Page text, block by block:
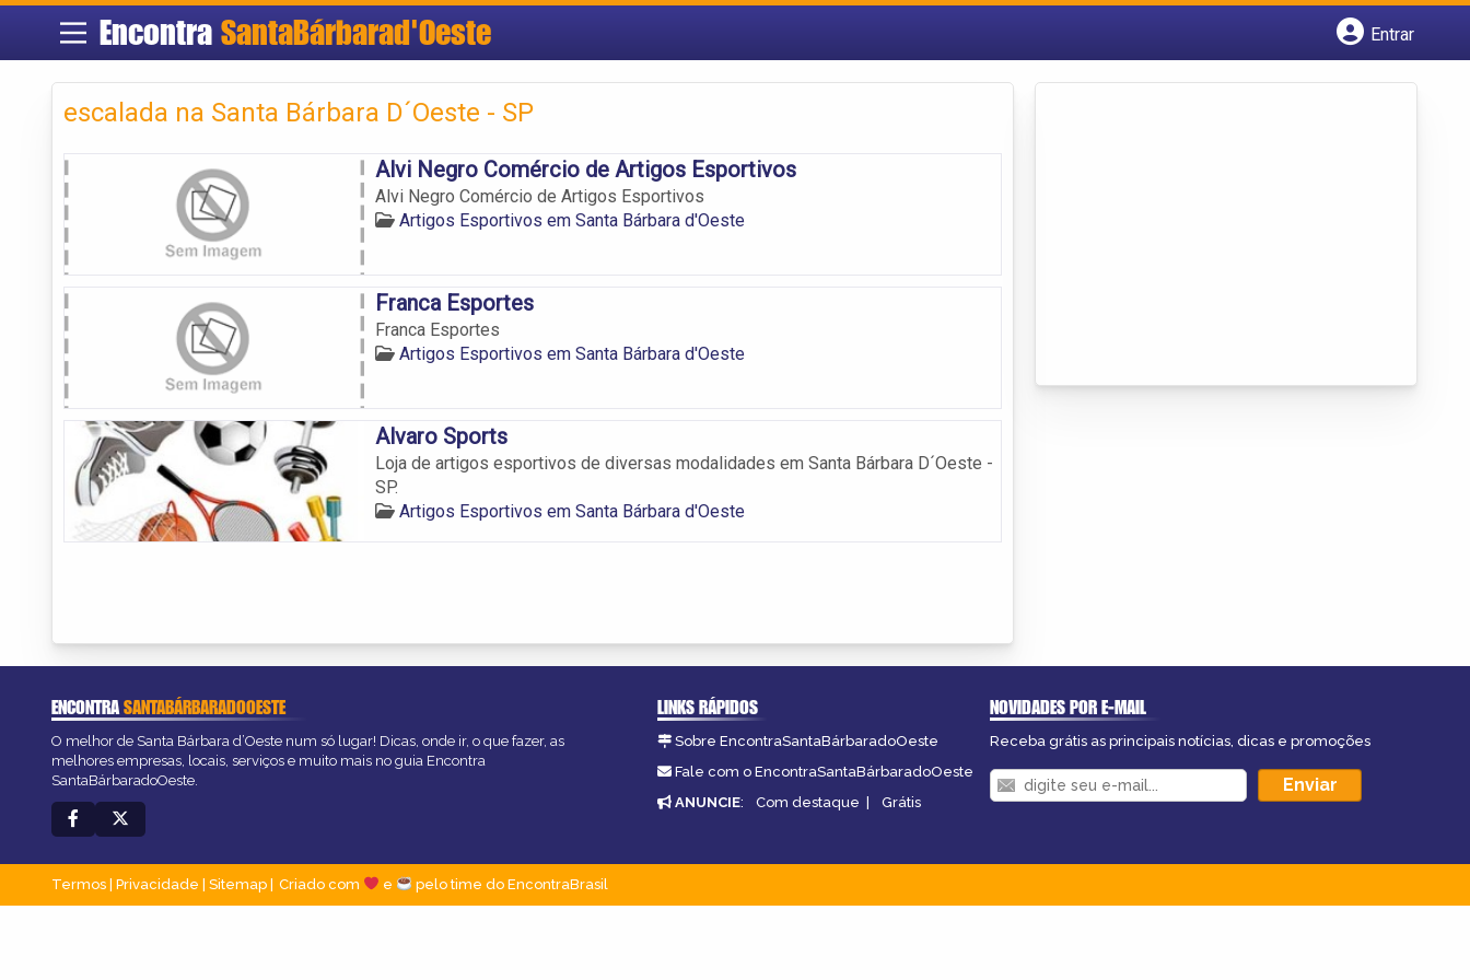
Encontra SantaBárbarad'Oeste
Entrar
escalada na Santa Bárbara D´Oeste - SP
Alvi Negro Comércio de Artigos Esportivos
Alvi Negro Comércio de Artigos Esportivos
Artigos Esportivos em Santa Bárbara d'Oeste
Franca Esportes
Franca Esportes
Artigos Esportivos em Santa Bárbara d'Oeste
Alvaro Sports
Loja de artigos esportivos de diversas modalidades em Santa Bárbara D´Oeste -
SP.
Artigos Esportivos em Santa Bárbara d'Oeste
ENCONTRASANTABÁRBARADOOESTE
O melhor de Santa Bárbara d’Oeste num só lugar! Dicas, onde ir, o que fazer, as
melhores empresas, locais, serviços e muito mais no guia Encontra
SantaBárbaradoOeste.
LINKS RÁPIDOS
Sobre EncontraSantaBárbaradoOeste
Fale com o EncontraSantaBárbaradoOeste
ANUNCIE: Com destaque | Grátis
NOVIDADES POR E-MAIL
Receba grátis as principais notícias, dicas e promoções
Termos | Privacidade | Sitemap Criado com e pelo time do EncontraBrasil